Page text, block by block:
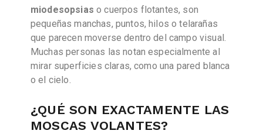
miodesopsias o cuerpos flotantes, son
pequeñas manchas, puntos, hilos o telarañas
que parecen moverse dentro del campo visual.
Muchas personas las notan especialmente al
mirar superficies claras, como una pared blanca
o el cielo.
¿QUÉ SON EXACTAMENTE LAS
MOSCAS VOLANTES?